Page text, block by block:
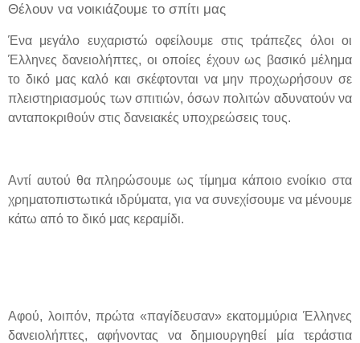
Θέλουν να νοικιάζουμε το σπίτι μας
Ένα μεγάλο ευχαριστώ οφείλουμε στις τράπεζες όλοι οι
Έλληνες δανειολήπτες, οι οποίες έχουν ως βασικό μέλημα
το δικό μας καλό και σκέφτονται να μην προχωρήσουν σε
πλειστηριασμούς των σπιτιών, όσων πολιτών αδυνατούν να
ανταποκριθούν στις δανειακές υποχρεώσεις τους.
Αντί αυτού θα πληρώσουμε ως τίμημα κάποιο ενοίκιο στα
χρηματοπιστωτικά ιδρύματα, για να συνεχίσουμε να μένουμε
κάτω από το δικό μας κεραμίδι.
Αφού, λοιπόν, πρώτα «παγίδευσαν» εκατομμύρια Έλληνες
δανειολήπτες, αφήνοντας να δημιουργηθεί μία τεράστια